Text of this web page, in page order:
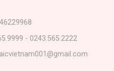
- 0243.565.2222